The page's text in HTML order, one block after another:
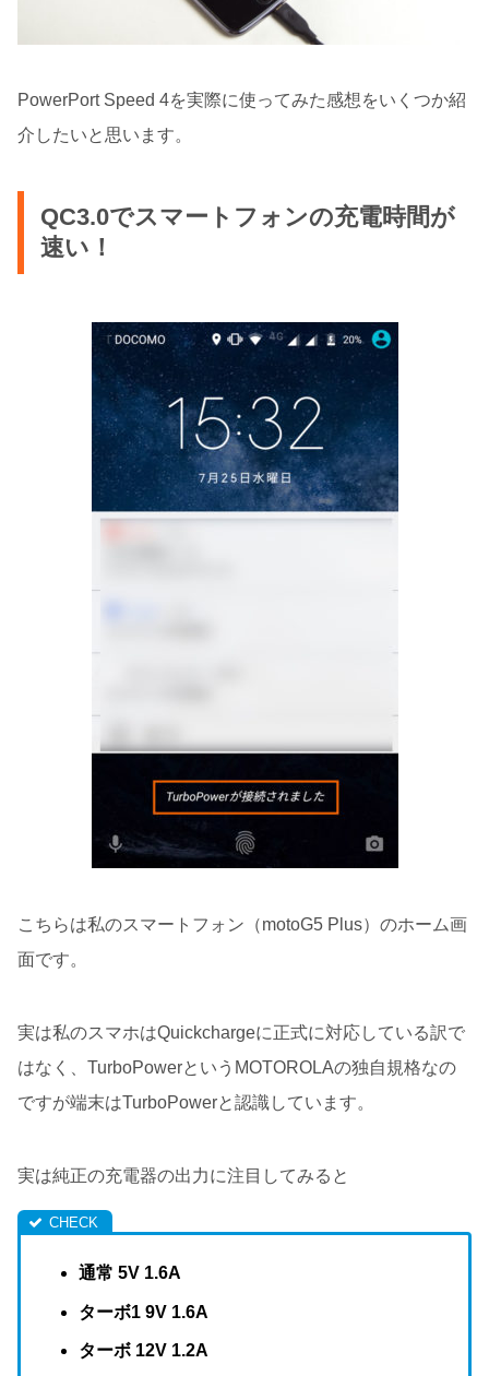
PowerPort Speed 4を実際に使ってみた感想をいくつか紹
介したいと思います。
QC3.0でスマートフォンの充電時間が
速い！
こちらは私のスマートフォン（motoG5 Plus）のホーム画
面です。
実は私のスマホはQuickchargeに正式に対応している訳で
はなく、TurboPowerというMOTOROLAの独自規格なの
ですが端末はTurboPowerと認識しています。
実は純正の充電器の出力に注目してみると
通常 5V 1.6A
ターボ1 9V 1.6A
ターボ 12V 1.2A